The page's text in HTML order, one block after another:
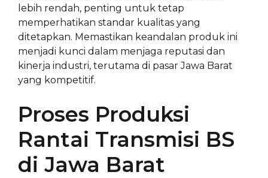
lebih rendah, penting untuk tetap
memperhatikan standar kualitas yang
ditetapkan. Memastikan keandalan produk ini
menjadi kunci dalam menjaga reputasi dan
kinerja industri, terutama di pasar Jawa Barat
yang kompetitif.
Proses Produksi
Rantai Transmisi BS
di Jawa Barat